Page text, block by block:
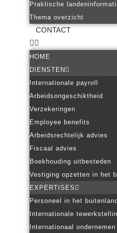
Praktische
Thema overzicht
CONTACT
HOME
DIENSTEN
Internationale payroll
Arbeidsongeschiktheid
Verzekeringen
Employee benefits
Arbeidsrechtelijk advies
Fiscaal advies
Boekhouding uitbesteden
Vestiging opzetten in het
EXPERTISES
Personeel in het buitenland
Internationale
Internationaal ondernemen